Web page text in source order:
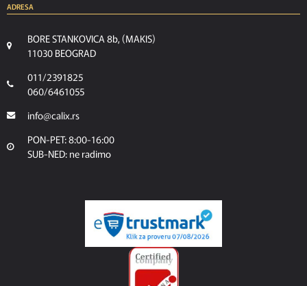
ADRESA
BORE STANKOVICA 8b, (MAKIS)
11030 BEOGRAD
011/2391825
060/6461055
info@calix.rs
PON-PET: 8:00-16:00
SUB-NED: ne radimo